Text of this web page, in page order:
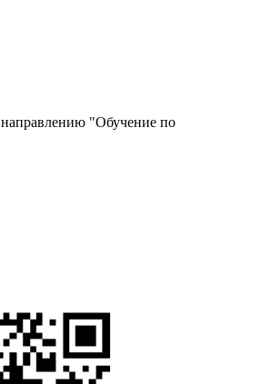
направлению "Обучение по